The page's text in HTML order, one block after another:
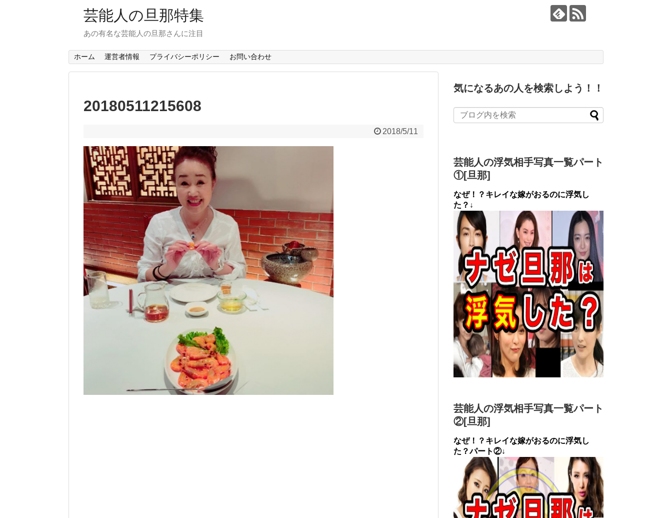
芸能人の旦那特集
あの有名な芸能人の旦那さんに注目
ホーム 運営者情報 プライバシーポリシー お問い合わせ
20180511215608
2018/5/11
気になるあの人を検索しよう！！
芸能人の浮気相手写真一覧パート
①[旦那]
なぜ！？キレイな嫁がおるのに浮気し
た？↓
芸能人の浮気相手写真一覧パート
②[旦那]
なぜ！？キレイな嫁がおるのに浮気し
た？パート②↓